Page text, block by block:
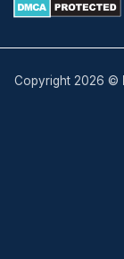
Copyright 2026 ©